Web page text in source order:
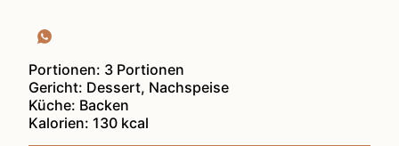
Portionen: 3 Portionen
Gericht: Dessert, Nachspeise
Küche: Backen
Kalorien: 130 kcal